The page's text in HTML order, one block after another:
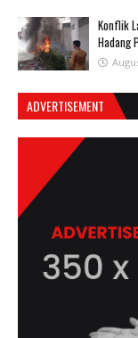
Konflik
Hadang
ADVERTISEMENT